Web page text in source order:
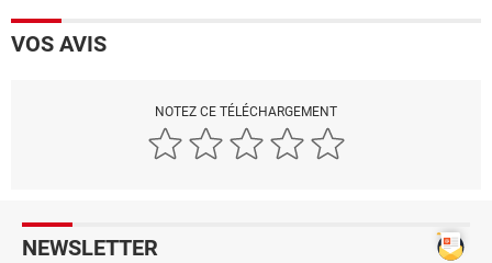
VOS AVIS
NOTEZ CE TÉLÉCHARGEMENT
NEWSLETTER